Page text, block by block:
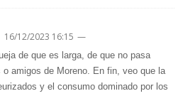
16/12/2023 16:15 —
de que es larga, de que no pasa
amigos de Moreno. En fin, veo que la
y el consumo dominado por los